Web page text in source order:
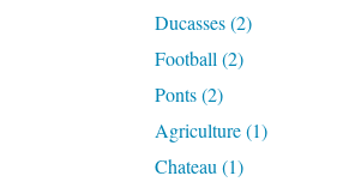
Ducasses(2)
Football (2)
Ponts(2)
Agriculture(1)
Chateau (1)